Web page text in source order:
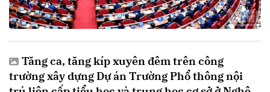
Tăng ca, tăng kíp xuyên đêm trên công
trường xây dựng Dự án Trường Phổ thông nội